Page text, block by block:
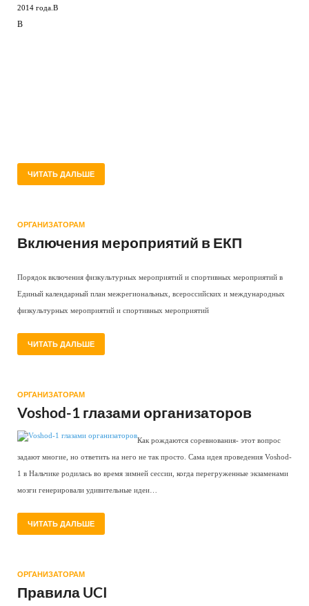
2014 года. В
В
ЧИТАТЬ ДАЛЬШЕ
ОРГАНИЗАТОРАМ
Включения мероприятий в ЕКП
Порядок включения физкультурных мероприятий и спортивных мероприятий в
Единый календарный план межрегиональных, всероссийских и международных
физкультурных мероприятий и спортивных мероприятий
ЧИТАТЬ ДАЛЬШЕ
ОРГАНИЗАТОРАМ
Voshod-1 глазами организаторов
Как рождаются соревнования- этот вопрос
задают многие, но ответить на него не так просто. Сама идея проведения Voshod-
1 в Нальчике родилась во время зимней сессии, когда перегруженные экзаменами
мозги генерировали удивительные идеи…
ЧИТАТЬ ДАЛЬШЕ
ОРГАНИЗАТОРАМ
Правила UCI